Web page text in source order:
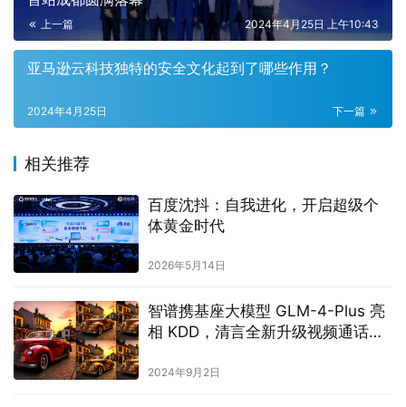
上一篇 2024年4月25日 上午10:43
亚马逊云科技独特的安全文化起到了哪些作用？
下一篇
2024年4月25日
相关推荐
百度沈抖：自我进化，开启超级个
体黄金时代
2026年5月14日
智谱携基座大模型 GLM-4-Plus 亮
相 KDD，清言全新升级视频通话功
2024年9月2日